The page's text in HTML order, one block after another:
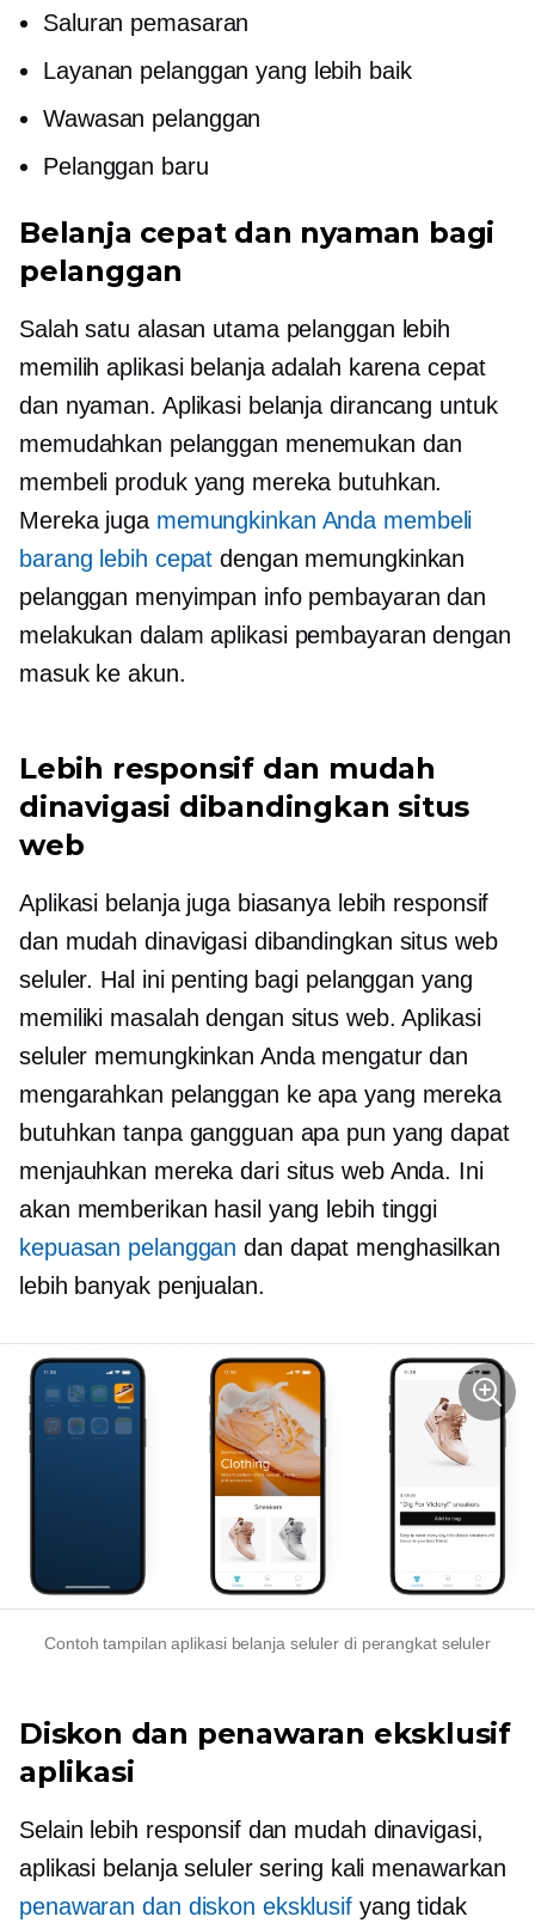
Saluran pemasaran
Layanan pelanggan yang lebih baik
Wawasan pelanggan
Pelanggan baru
Belanja cepat dan nyaman bagi
pelanggan
Salah satu alasan utama pelanggan lebih
memilih aplikasi belanja adalah karena cepat
dan nyaman. Aplikasi belanja dirancang untuk
memudahkan pelanggan menemukan dan
membeli produk yang mereka butuhkan.
Mereka juga memungkinkan Anda membeli
barang lebih cepat dengan memungkinkan
pelanggan menyimpan info pembayaran dan
melakukandalam aplikasipembayaran dengan
masuk ke akun.
Lebih responsif dan mudah
dinavigasi dibandingkan situs
web
Aplikasi belanja juga biasanya lebih responsif
dan mudah dinavigasi dibandingkan situs web
seluler. Hal ini penting bagi pelanggan yang
memiliki masalah dengan situs web. Aplikasi
seluler memungkinkan Anda mengatur dan
mengarahkan pelanggan ke apa yang mereka
butuhkan tanpa gangguan apa pun yang dapat
menjauhkan mereka dari situs web Anda. Ini
akan memberikan hasil yang lebih tinggi
kepuasan pelanggan dan dapat menghasilkan
lebih banyak penjualan.
Contoh tampilan aplikasi belanja seluler di perangkat seluler
Diskon dan penawaran eksklusif
aplikasi
Selain lebih responsif dan mudah dinavigasi,
aplikasi belanja seluler sering kali menawarkan
penawaran dan diskon eksklusif yang tidak